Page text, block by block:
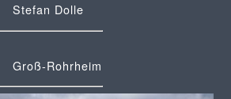
Stefan Dolle
Groß-Rohrheim